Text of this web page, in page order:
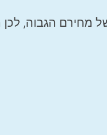
מחירם הגבוה, לכן